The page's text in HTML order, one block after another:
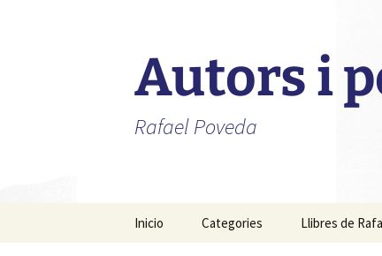
Autors i
Rafael Poveda
Inicio Categories Llibres de